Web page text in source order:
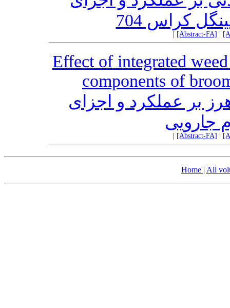
کراس 704
[Abstract-FA]
Effect of integrated
components of
بر عملکرد و اجزای
جارویی
[Abstract-FA]
Home | All